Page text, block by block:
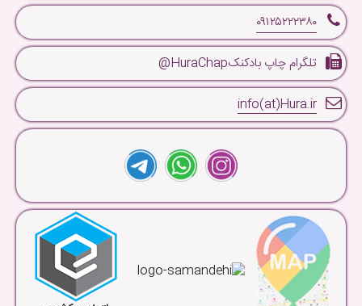
۰۹۱۲۵۲۲۲۳۸۰
تلگرام چاپ بادکنکHuraChap@
info(at)Hura.ir